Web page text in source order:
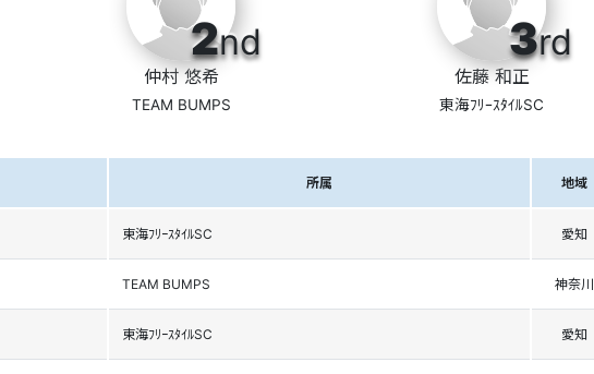
2nd
仲村 悠希
TEAM BUMPS
3rd
佐藤 和正
東海ﾌﾘｰｽﾀｲﾙSC
所属 地域
東海ﾌﾘｰｽﾀｲﾙSC 愛知
TEAM BUMPS 神奈川
東海ﾌﾘｰｽﾀｲﾙSC 愛知